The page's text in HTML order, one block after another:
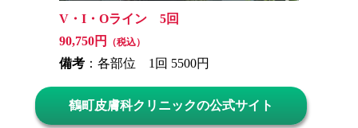
V・I・Oライン 5回
90,750円
（税込）
備考 ：各部位 1回 5500円
鶴町皮膚科クリニックの公式サイト